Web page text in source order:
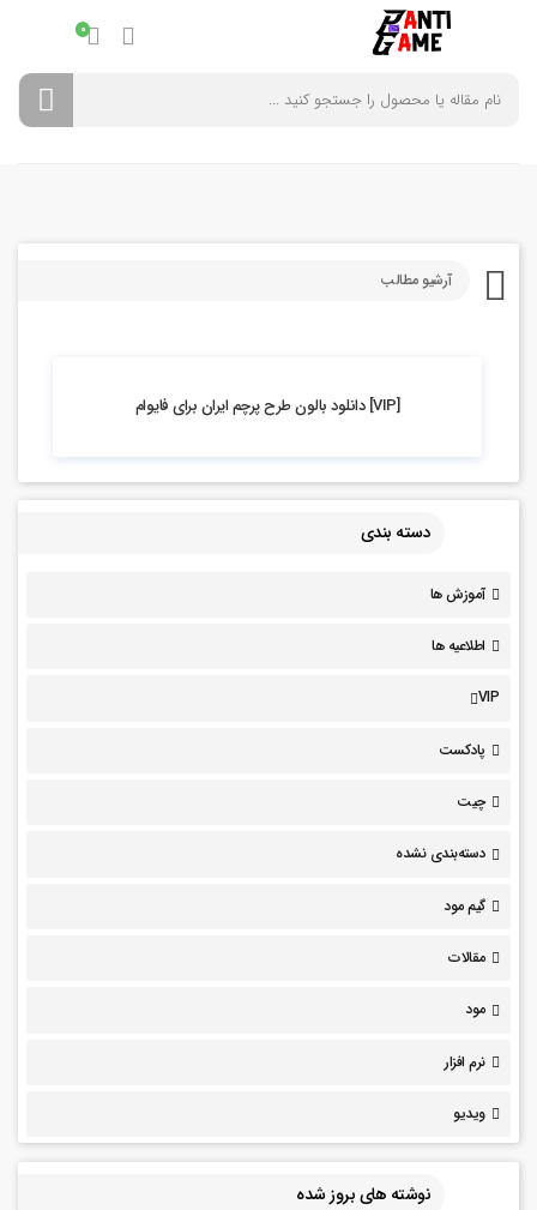
0
آرشیو مطالب
[VIP] دانلود بالون طرح پرچم ایران برای فایوام
دسته بندی
آموزش ها
اطلاعیه ها
VIP
پادکست
چیت
دسته‌بندی نشده
گیم مود
مقالات
مود
نرم افزار
ویدیو
نوشته های بروز شده